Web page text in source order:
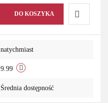
DO KOSZYKA
Do
natychmiast
9.99
Średnia dostępność